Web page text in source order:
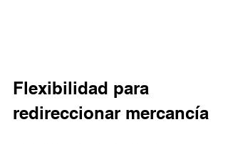
Flexibilidad para
redireccionar mercancía